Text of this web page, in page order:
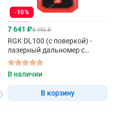
-10%
7 641 ₽8 490 ₽
RGK DL100 (с поверкой) -
лазерный дальномер с
красным лучом
В наличии
В корзину